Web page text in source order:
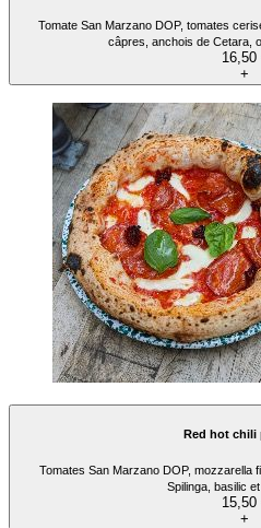
Tomate San Marzano DOP, tomates
câpres, anchois de Cetara,
16,50
+
Red hot chili
Tomates San Marzano DOP, mozzarella
Spilinga, basilic et
15,50
+